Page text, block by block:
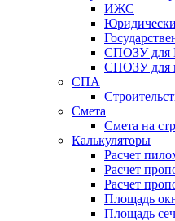
ИЖС
СПОЗУ
СПОЗУ для
СПА
Смета
Смета на
Калькуляторы
Расчет
Расчет
Расчет
Площадь
Площадь